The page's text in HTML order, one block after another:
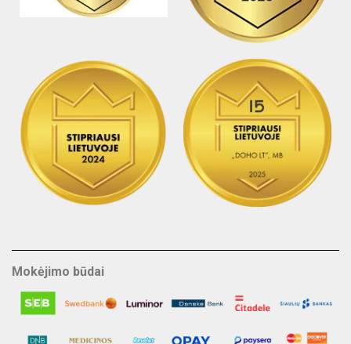
Mokėjimo būdai